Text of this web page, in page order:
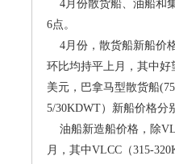
4月份散货船、油船和
6点。
4月份，散货船新船价
环比均持平上月，其中好
美元，巴拿马型散货船
5/30KDWT）新船价格分
油船新造船价格，除
月，其中VLCC（315-